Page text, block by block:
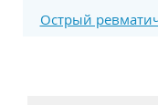
Острый